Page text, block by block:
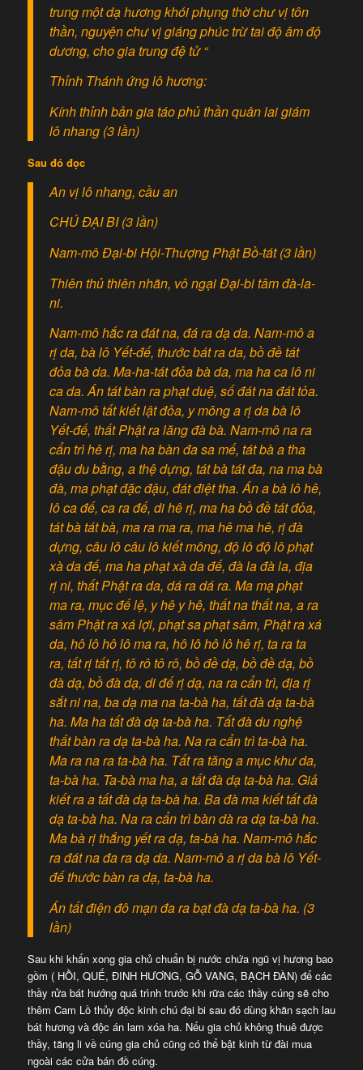
trung một dạ hương khói phụng thờ chư vị tôn
thần, nguyện chư vị giáng phúc trừ tai độ âm độ
dương, cho gia trung đệ tử “
Thỉnh Thánh ứng lô hương:
Kính thỉnh bản gia táo phủ thần quân lai giám
lô nhang (3 lần)
Sau đó đọc
An vị lô nhang, cầu an
CHÚ ĐẠI BI (3 lần)
Nam-mô Đại-bi Hội-Thượng Phật Bồ-tát (3 lần)
Thiên thủ thiên nhãn, vô ngại Đại-bi tâm đà-la-
ni.
Nam-mô hắc ra đát na, đá ra dạ da. Nam-mô a
rị da, bà lô Yết-đế, thước bát ra da, bồ đề tát
đỏa bà da. Ma-ha-tát đỏa bà da, ma ha ca lô ni
ca da. Án tát bàn ra phạt duệ, số đát na đát tỏa.
Nam-mô tất kiết lật đỏa, y mông a rị da bà lô
Yết-đế, thất Phật ra lăng đà bà. Nam-mô na ra
cẩn trì hê rị, ma ha bàn đa sa mế, tát bà a tha
đậu du bằng, a thệ dựng, tát bà tát đa, na ma bà
đà, ma phạt đặc đậu, đát điệt tha. Án a bà lô hê,
lô ca đế, ca ra đế, di hê rị, ma ha bồ đề tát đỏa,
tát bà tát bà, ma ra ma ra, ma hê ma hê, rị đà
dựng, câu lô câu lô kiết mông, độ lô độ lô phạt
xà da đế, ma ha phạt xà da đế, đà la đà la, địa
rị ni, thất Phật ra da, dá ra dá ra. Ma mạ phạt
ma ra, mục đế lệ, y hê y hê, thất na thất na, a ra
sâm Phật ra xá lợi, phạt sa phạt sâm, Phật ra xá
da, hô lô hô lô ma ra, hô lô hô lô hê rị, ta ra ta
ra, tất rị tất rị, tô rô tô rô, bồ đề dạ, bồ đề dạ, bồ
đà dạ, bồ đà dạ, di đế rị dạ, na ra cẩn trì, địa rị
sắt ni na, ba dạ ma na ta-bà ha, tất đà dạ ta-bà
ha. Ma ha tất đà dạ ta-bà ha. Tất đà du nghệ
thất bàn ra dạ ta-bà ha. Na ra cẩn trì ta-bà ha.
Ma ra na ra ta-bà ha. Tất ra tăng a mục khư da,
ta-bà ha. Ta-bà ma ha, a tất đà dạ ta-bà ha. Giả
kiết ra a tất đà dạ ta-bà ha. Ba đà ma kiết tất đà
dạ ta-bà ha. Na ra cẩn trì bàn dà ra dạ ta-bà ha.
Ma bà rị thắng yết ra dạ, ta-bà ha. Nam-mô hắc
ra đát na đa ra dạ da. Nam-mô a rị da bà lô Yết-
đế thước bàn ra dạ, ta-bà ha.
Án tất điện đô mạn đa ra bạt đà dạ ta-bà ha. (3
lần)
Sau khi khấn xong gia chủ chuẩn bị nước chứa ngũ vị hương bao
gồm ( HỒI, QUẾ, ĐINH HƯƠNG, GỖ VANG, BẠCH ĐÀN) để các
thầy rửa bát hướng quá trình trước khi rữa các thầy cúng sẽ cho
thêm Cam Lồ thủy độc kinh chú đại bi sau đó dùng khăn sạch lau
bát hương và độc án lam xóa ha. Nếu gia chủ không thuê được
thầy, tăng li về cúng gia chủ cũng có thể bật kinh từ đài mua
ngoài các cửa bán đồ cúng.